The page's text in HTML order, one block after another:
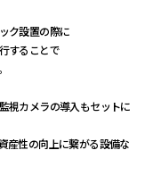
ク設置の際に
することで
視カメラの導入もセットに
産性の向上に繋がる設備な